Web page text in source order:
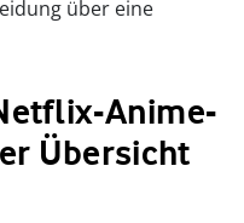
über eine
Anime-
Übersicht